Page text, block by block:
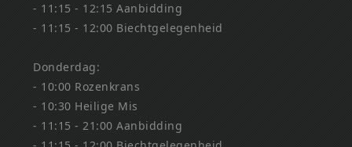
- 11:15 - 12:15 Aanbidding
- 11:15 - 12:00 Biechtgelegenheid
Donderdag:
- 10:00 Rozenkrans
- 10:30 Heilige Mis
- 11:15 - 21:00 Aanbidding